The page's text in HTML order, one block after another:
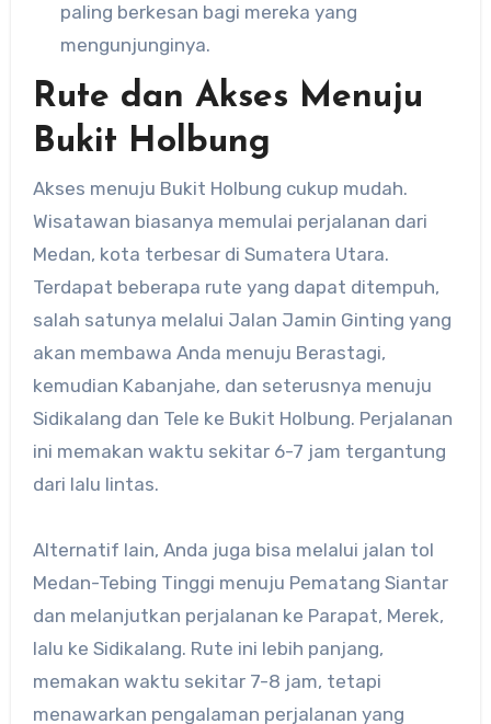
paling berkesan bagi mereka yang
mengunjunginya.
Rute dan Akses Menuju
Bukit Holbung
Akses menuju Bukit Holbung cukup mudah.
Wisatawan biasanya memulai perjalanan dari
Medan, kota terbesar di Sumatera Utara.
Terdapat beberapa rute yang dapat ditempuh,
salah satunya melalui Jalan Jamin Ginting yang
akan membawa Anda menuju Berastagi,
kemudian Kabanjahe, dan seterusnya menuju
Sidikalang dan Tele ke Bukit Holbung. Perjalanan
ini memakan waktu sekitar 6-7 jam tergantung
dari lalu lintas.
Alternatif lain, Anda juga bisa melalui jalan tol
Medan-Tebing Tinggi menuju Pematang Siantar
dan melanjutkan perjalanan ke Parapat, Merek,
lalu ke Sidikalang. Rute ini lebih panjang,
memakan waktu sekitar 7-8 jam, tetapi
menawarkan pengalaman perjalanan yang